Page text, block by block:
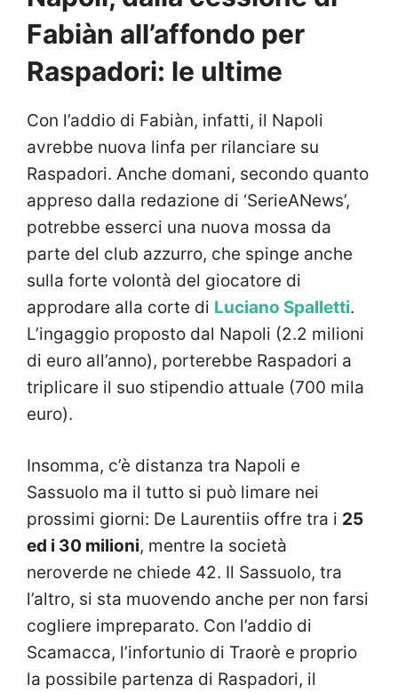
Fabiàn all’affondo per
Raspadori: le ultime
Con l’addio di Fabiàn, infatti, il Napoli
avrebbe nuova linfa per rilanciare su
Raspadori. Anche domani, secondo quanto
appreso dalla redazione di ‘SerieANews’,
potrebbe esserci una nuova mossa da
parte del club azzurro, che spinge anche
sulla forte volontà del giocatore di
approdare alla corte di Luciano Spalletti.
L’ingaggio proposto dal Napoli (2.2 milioni
di euro all’anno), porterebbe Raspadori a
triplicare il suo stipendio attuale (700 mila
euro).
Insomma, c’è distanza tra Napoli e
Sassuolo ma il tutto si può limare nei
prossimi giorni: De Laurentiis offre tra i 25
ed i 30 milioni, mentre la società
neroverde ne chiede 42. Il Sassuolo, tra
l’altro, si sta muovendo anche per non farsi
cogliere impreparato. Con l’addio di
Scamacca, l’infortunio di Traorè e proprio
la possibile partenza di Raspadori, il